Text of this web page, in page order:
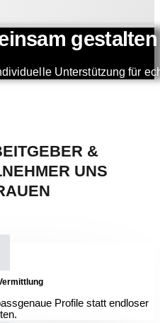
Unterstützung für
&
UNS
Profile statt endloser